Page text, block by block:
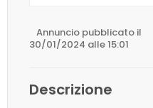
Annuncio pubblicato il
30/01/2024 alle 15:01
Descrizione